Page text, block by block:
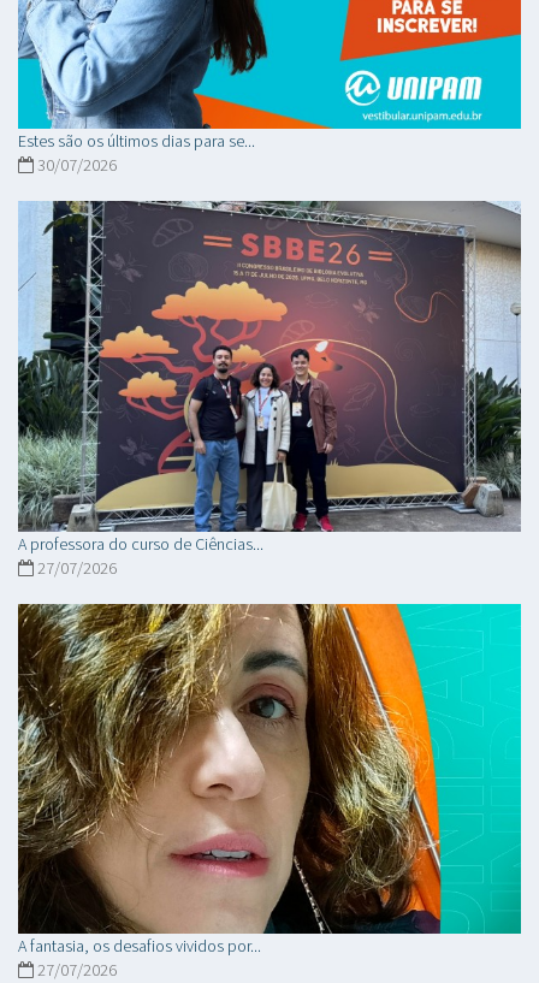
Estes são os últimos dias para se...
30/07/2026
A professora do curso de Ciências...
27/07/2026
A fantasia, os desafios vividos por...
27/07/2026